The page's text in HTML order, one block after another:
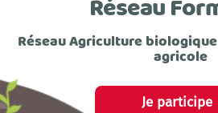
Réseau
Réseau Agriculture
agricole
Je participe